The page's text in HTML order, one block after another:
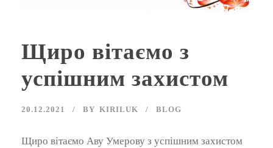
Щиро вітаємо з
успішним захистом
20.12.2021 BY KIRILUK BLOG
Щиро вітаємо Аву Умерову з успішним захистом